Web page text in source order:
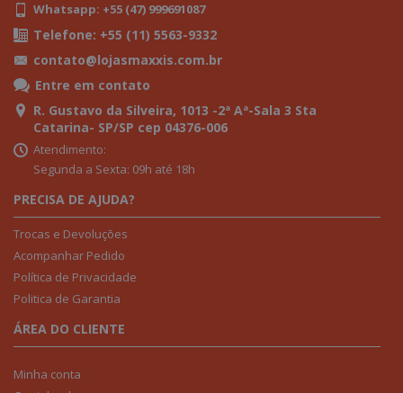
Whatsapp: +55 (47) 999691087
Telefone: +55 (11) 5563-9332
contato@lojasmaxxis.com.br
Entre em contato
R. Gustavo da Silveira, 1013 -2ª Aª-Sala 3 Sta
Catarina- SP/SP cep 04376-006
Atendimento:
Segunda a Sexta: 09h até 18h
PRECISA DE AJUDA?
Trocas e Devoluções
Acompanhar Pedido
Política de Privacidade
Politica de Garantia
ÁREA DO CLIENTE
Minha conta